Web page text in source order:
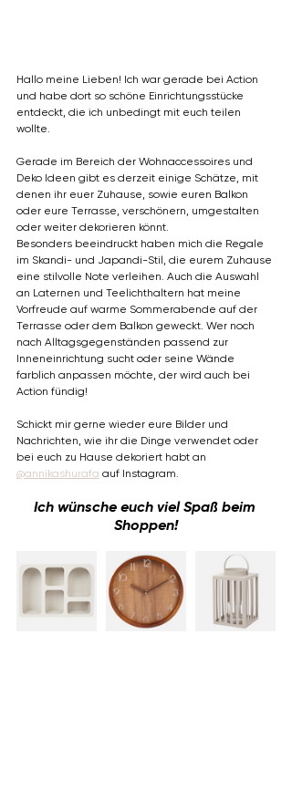
Hallo meine Lieben! Ich war gerade bei Action
und habe dort so schöne Einrichtungsstücke
entdeckt, die ich unbedingt mit euch teilen
wollte.
Gerade im Bereich der Wohnaccessoires und
Deko Ideen gibt es derzeit einige Schätze, mit
denen ihr euer Zuhause, sowie euren Balkon
oder eure Terrasse, verschönern, umgestalten
oder weiter dekorieren könnt.
Besonders beeindruckt haben mich die Regale
im Skandi- und Japandi-Stil, die eurem Zuhause
eine stilvolle Note verleihen. Auch die Auswahl
an Laternen und Teelichthaltern hat meine
Vorfreude auf warme Sommerabende auf der
Terrasse oder dem Balkon geweckt. Wer noch
nach Alltagsgegenständen passend zur
Inneneinrichtung sucht oder seine Wände
farblich anpassen möchte, der wird auch bei
Action fündig!
Schickt mir gerne wieder eure Bilder und
Nachrichten, wie ihr die Dinge verwendet oder
bei euch zu Hause dekoriert habt an
@annikashurafa auf Instagram.
Ich wünsche euch viel Spaß beim
Shoppen!